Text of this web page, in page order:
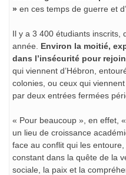
» en ces temps de guerre et
Il y a 3 400 étudiants inscrits,
année.
Environ la moitié,
dans l’insécurité pour
qui viennent d’Hébron,
colonies, ou ceux qui
par deux entrées fermées
« Pour beaucoup », en effet,
un lieu de croissance
face au conflit qui les
constant dans la quête de la
sociale, la paix et la